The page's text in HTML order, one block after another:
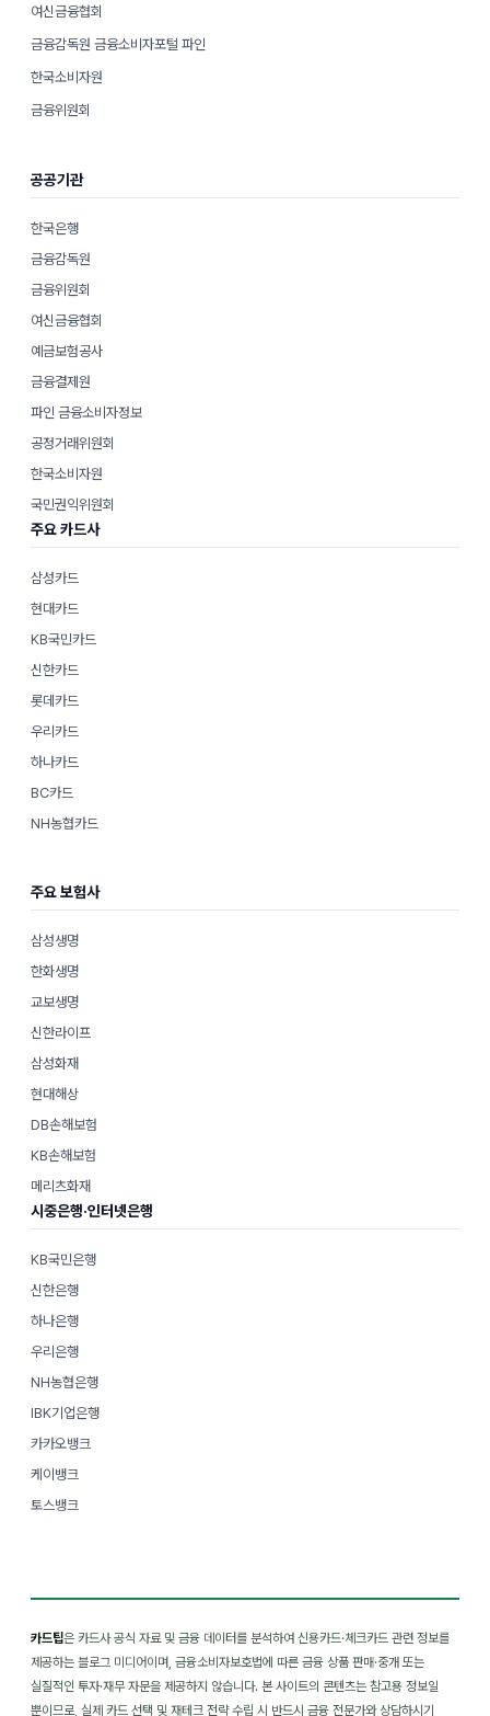
여신금융협회
금융감독원 금융소비자포털 파인
한국소비자원
금융위원회
공공기관
한국은행
금융감독원
금융위원회
여신금융협회
예금보험공사
금융결제원
파인 금융소비자정보
공정거래위원회
한국소비자원
국민권익위원회
주요 카드사
삼성카드
현대카드
KB국민카드
신한카드
롯데카드
우리카드
하나카드
BC카드
NH농협카드
주요 보험사
삼성생명
한화생명
교보생명
신한라이프
삼성화재
현대해상
DB손해보험
KB손해보험
메리츠화재
시중은행·인터넷은행
KB국민은행
신한은행
하나은행
우리은행
NH농협은행
IBK기업은행
카카오뱅크
케이뱅크
토스뱅크
카드팁은 카드사 공식 자료 및 금융 데이터를 분석하여 신용카드·체크카드 관련 정보를
제공하는 블로그 미디어이며, 금융소비자보호법에 따른 금융 상품 판매·중개 또는
실질적인 투자·재무 자문을 제공하지 않습니다. 본 사이트의 콘텐츠는 참고용 정보일
뿐이므로, 실제 카드 선택 및 재테크 전략 수립 시 반드시 금융 전문가와 상담하시기